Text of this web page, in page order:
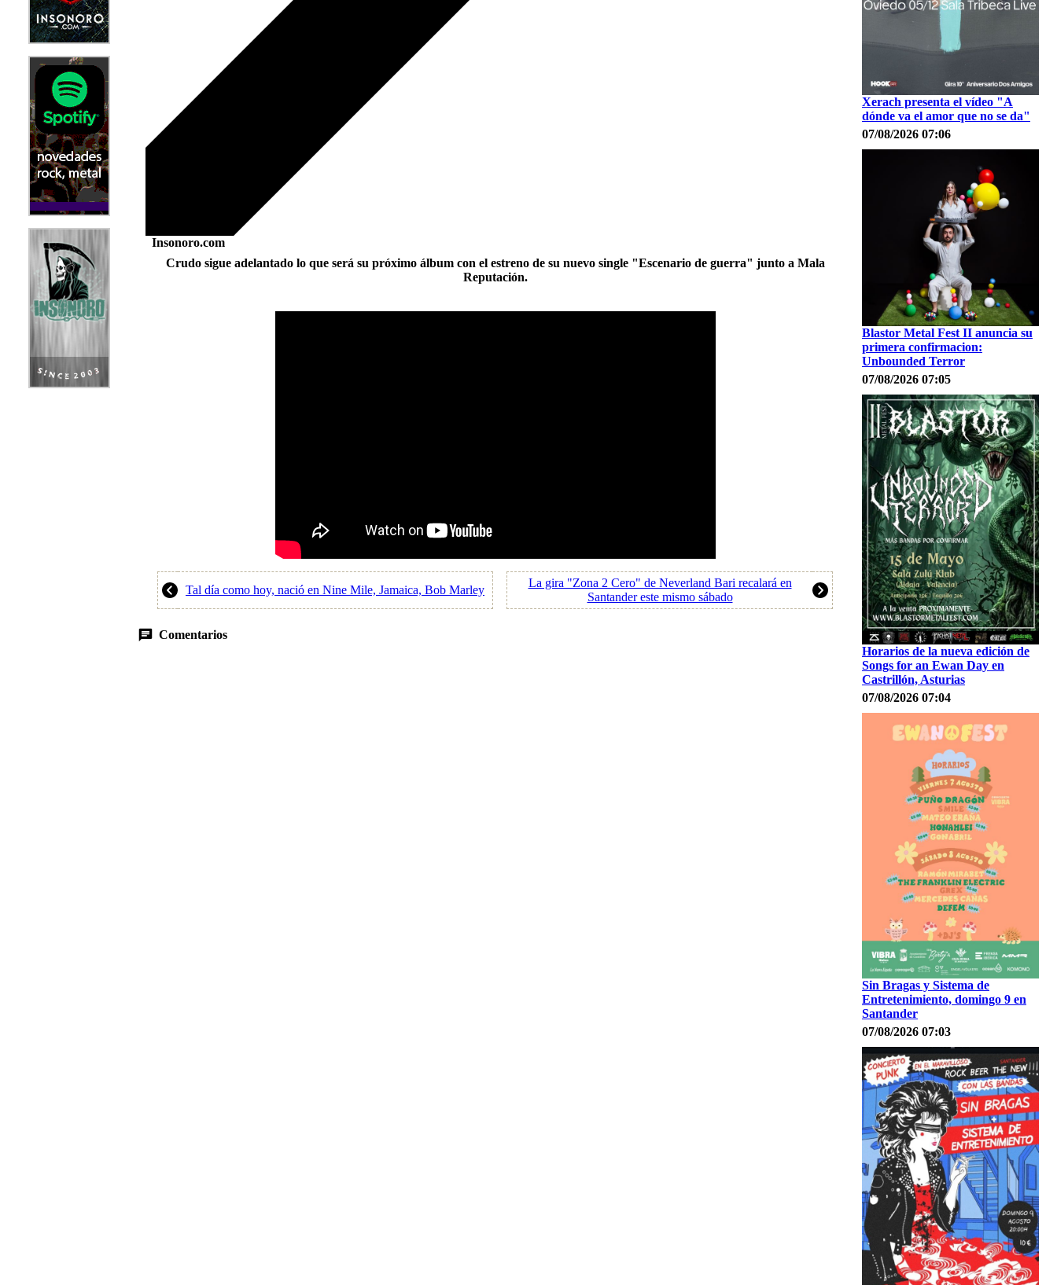
Insonoro.com
Crudo sigue adelantado lo que será su próximo álbum con el estreno de su nuevo single "Escenario de guerra" junto a Mala
Reputación.
Tal día como hoy, nació en Nine Mile, Jamaica, Bob Marley
La gira "Zona 2 Cero" de Neverland Bari recalará en
Santander este mismo sábado
Comentarios
Xerach presenta el vídeo "A
dónde va el amor que no se da"
07/08/2026 07:06
Blastor Metal Fest II anuncia su
primera confirmacion:
Unbounded Terror
07/08/2026 07:05
Horarios de la nueva edición de
Songs for an Ewan Day en
Castrillón, Asturias
07/08/2026 07:04
Sin Bragas y Sistema de
Entretenimiento, domingo 9 en
Santander
07/08/2026 07:03